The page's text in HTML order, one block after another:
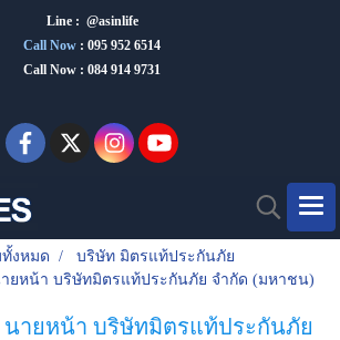
Line : @asinlife
Call Now : 095 952 6514
Call Now : 084 914 9731
งหมด
บริษัท มิตรแท้ประกันภัย
ยหน้า บริษัทมิตรแท้ประกันภัย จำกัด (มหาชน)
ายหน้า บริษัทมิตรแท้ประกันภัย